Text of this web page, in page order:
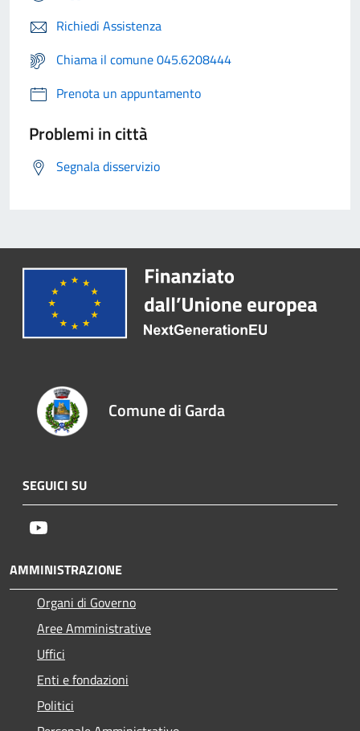
Richiedi Assistenza
Chiama il comune 045.6208444
Prenota un appuntamento
Problemi in città
Segnala disservizio
Comune di Garda
SEGUICI SU
AMMINISTRAZIONE
Organi di Governo
Aree Amministrative
Uffici
Enti e fondazioni
Politici